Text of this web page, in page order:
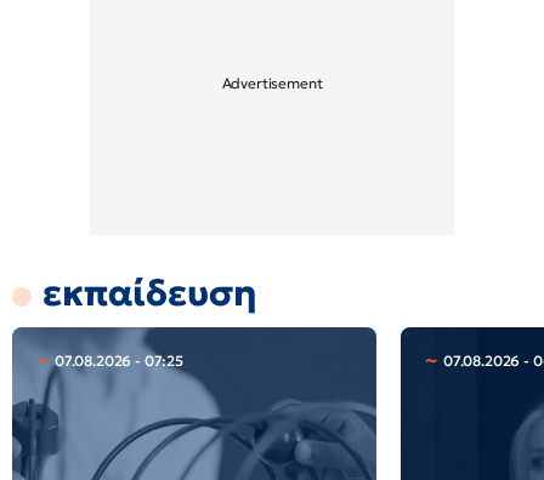
εκπαίδευση
07.08.2026 - 07:25 07.08.2026 -